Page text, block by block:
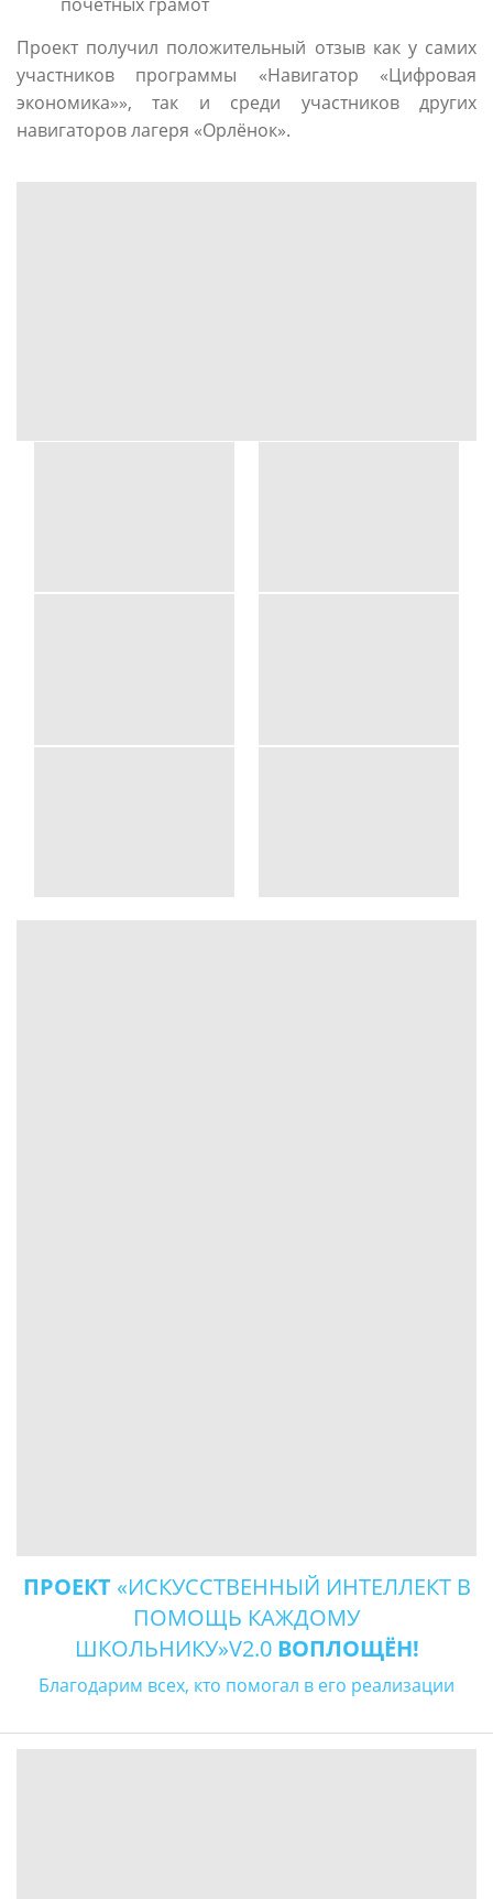
Проект получил положительный отзыв как у самих
участников программы «Навигатор «Цифровая
экономика»», так и среди участников других
навигаторов лагеря «Орлёнок».
ПРОЕКТ «ИСКУССТВЕННЫЙ ИНТЕЛЛЕКТ В
ПОМОЩЬ КАЖДОМУ
ШКОЛЬНИКУ»V2.0 ВОПЛОЩЁН!
Благодарим всех, кто помогал в его реализации